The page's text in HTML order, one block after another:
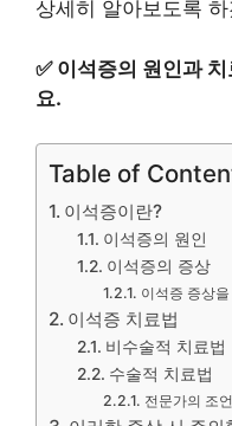
상세히 알아보도록
✅ 이석증의 원인과
요.
Table of
이석증이란?
이석증의 원인
이석증의 증상
이석증 증상
이석증 치료법
비수술적 치료법
수술적 치료법
전문가의 조언